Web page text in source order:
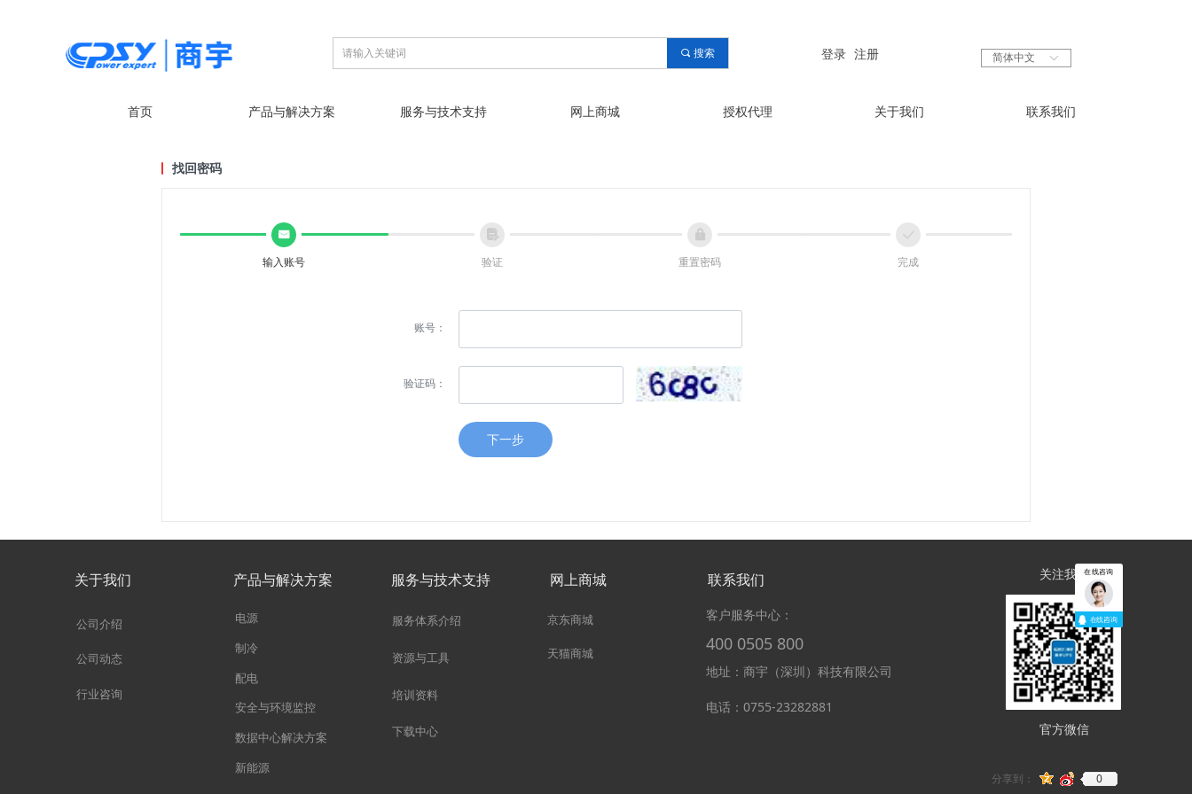
끠 搜索 登录 注册 ꀅ
简体中文
首页 产品与解决方案 服务与技术支持 网上商城 授权代理 关于我们 联系我们
找回密码
낂
输入账号
넖
验证
넱
重置密码
ꀘ
完成
账号：
验证码：
下一步
关于我们 产品与解决方案 服务与技术支持 网上商城 联系我们
公司介绍
公司动态
行业咨询
电源
制冷
配电
安全与环境监控
数据中心解决方案
新能源
服务体系介绍
资源与工具
培训资料
下载中心
京东商城
天猫商城
客户服务中心：
400 0505 800
地址：商宇（深圳）科技有限公司
电话：0755-23282881
关注我们
官方微信
分享到： 0
在线咨询
在线咨询